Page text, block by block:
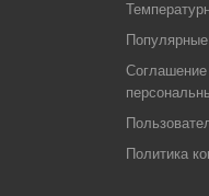
Соглашение
Политика